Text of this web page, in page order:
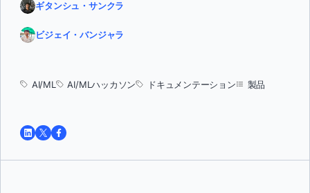
ギタンシュ・サンクラ
ビジェイ・バンジャラ
AI/ML AI/MLハッカソン ドキュメンテーション 製品